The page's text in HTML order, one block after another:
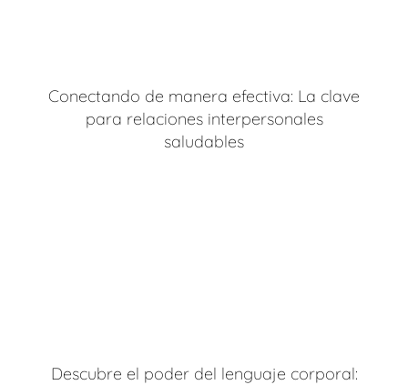
Conectando de manera efectiva: La clave
para relaciones interpersonales
saludables
Descubre el poder del lenguaje corporal: